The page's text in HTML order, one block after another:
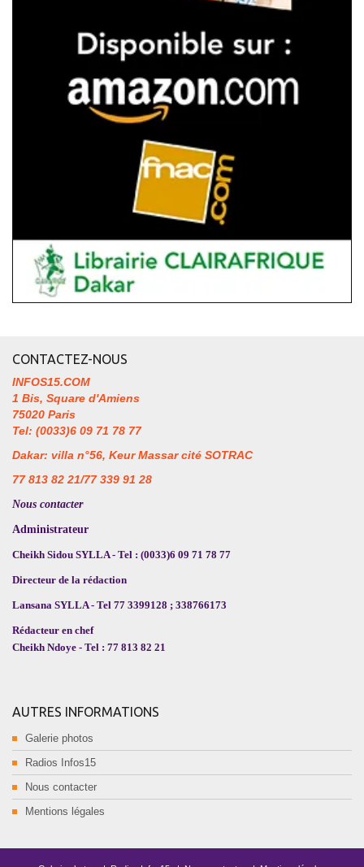
CONTACTEZ-NOUS
INFOS15.COM
1 Bis, Square d'Amiens
75020 Paris
Tel: (0033)6 09 71 78 77
Dakar: villa n°56, Keur Massar cité SOTRAC
77 813 82 21/77 339 91 28
Nous contacter
Administrateur
Cheikh Sidou SYLLA - Tel : (0033)6 09 71 78 77
Directeur de la rédaction
Lansana SYLLA - Tel 77 3399128 ; 338766173
Rédacteur en chef
Cheikh Ndoye - Tel : 77 813 82 21
AUTRES INFORMATIONS
Galerie photos
Radios Infos15
Nous contacter
Mentions légales